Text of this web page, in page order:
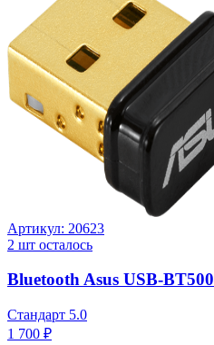
Артикул: 20623
2 шт осталось
Bluetooth Asus USB-BT500
Стандарт 5.0
1 700 ₽